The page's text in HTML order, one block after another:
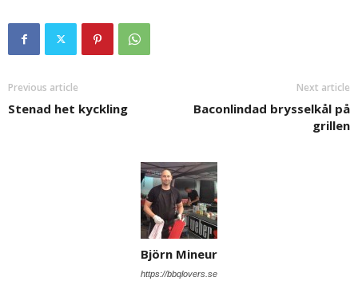
Previous article
Stenad het kyckling
Next article
Baconlindad brysselkål på
grillen
Björn Mineur
https://bbqlovers.se